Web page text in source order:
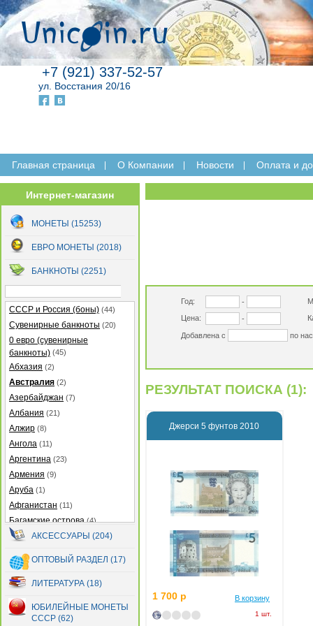
+7 (921) 337-52-57
ул. Восстания 20/16
Главная страница O Компании Новости Оплата и
Интернет-магазин
МОНЕТЫ (15253)
ЕВРО МОНЕТЫ (2018)
БАНКНОТЫ (2251)
СССР и Россия (боны) (44)
Сувенирные банкноты (20)
0 евро (сувенирные
банкноты) (45)
Абхазия (2)
Австралия (2)
Азербайджан (7)
Албания (21)
Алжир (8)
Ангола (11)
Аргентина (23)
Армения (9)
Аруба (1)
Афганистан (11)
Багамские острова(4)
Бангладеш(27)
Барбадос
Бахрейн
Беларусь(13)
Белиз
Бермуды(2)
АКСЕССУАРЫ (204)
ОПТОВЫЙ РАЗДЕЛ (17)
ЛИТЕРАТУРА (18)
ЮБИЛЕЙНЫЕ МОНЕТЫ
СССР (62)
Год: -
Цена:
-
Добавлена с по
РЕЗУЛЬТАТ ПОИСКА (1):
Джерси 5 фунтов 2010
1 700 р В корзину
1 шт.